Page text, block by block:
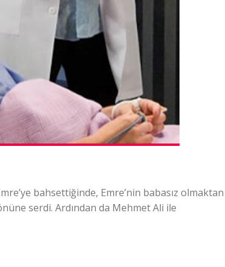
bahsettiğinde, Emre’nin babasız olmaktan
serdi. Ardından da Mehmet Ali ile